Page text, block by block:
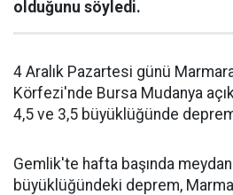
olduğunu söyledi.
4 Aralık Pazartesi günü
Körfezi'nde Bursa Mudanya
4,5 ve 3,5 büyüklüğünde
Gemlik'te hafta başında
büyüklüğündeki deprem,